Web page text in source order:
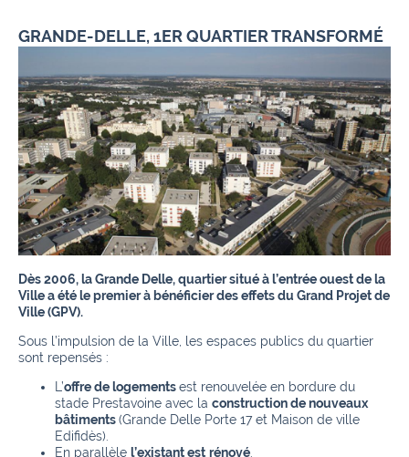
GRANDE-DELLE, 1ER QUARTIER TRANSFORMÉ
Dès 2006, la Grande Delle, quartier situé à l’entrée ouest de la
Ville a été le premier à bénéficier des effets du Grand Projet de
Ville (GPV).
Sous l’impulsion de la Ville, les espaces publics du quartier
sont repensés :
L’offre de logementsest renouvelée en bordure du
stade Prestavoine avec la construction de nouveaux
bâtiments(Grande Delle Porte 17 et Maison de ville
Edifidès).
En parallèle l’existant est rénové